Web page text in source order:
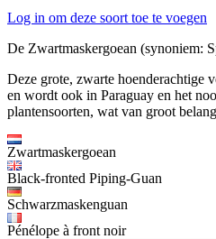
Log in om deze soort toe te voegen
De Zwartmaskergoean (synoniem:
Deze grote, zwarte hoenderachtige
en wordt ook in Paraguay en het
plantensoorten, wat van groot
Zwartmaskergoean
Black-fronted Piping-Guan
Schwarzmaskenguan
Pénélope à front noir